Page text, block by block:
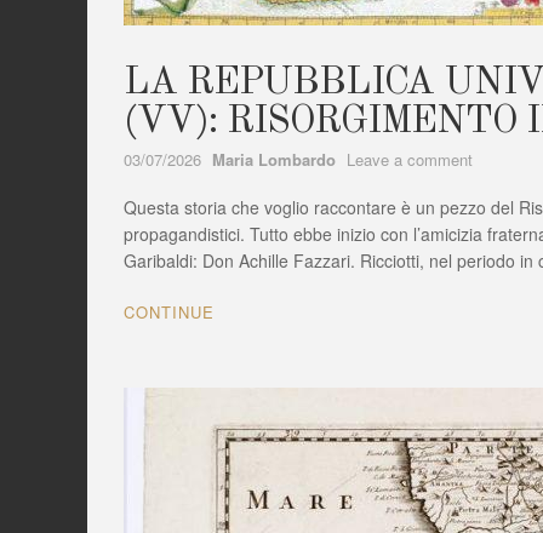
LA REPUBBLICA
(VV): RISORGIMENTO
03/07/2026 Author
Maria Lombardo Leave a comment
DI
Questa storia che voglio raccontare è un pezzo del
propagandistici. Tutto ebbe inizio con l’amicizia
Garibaldi: Don Achille Fazzari. Ricciotti, nel periodo
CONTINUE